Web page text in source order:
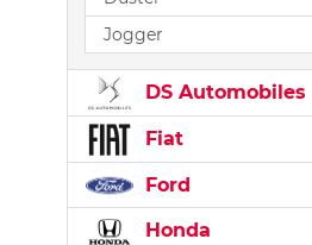
Jogger
DS Automobiles
Fiat
Ford
Honda